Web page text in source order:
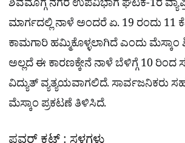
ಶಿವಮೊಗ್ಗ ನಗರ ಉಪವಿಭಾಗ ಘಟಕ-1ರ
ಮಾರ್ಗದಲ್ಲಿ ನಾಳೆ ಅಂದರೆ ಏ. 19 ರಂದು 11
ಕಾಮಗಾರಿ ಹಮ್ಮಿಕೊಳ್ಳಲಾಗಿದೆ ಎಂದು
ಅಲ್ಲದೆ ಈ ಕಾರಣಕ್ಕೇನೆ ನಾಳೆ ಬೆಳಿಗ್ಗೆ 10
ವಿದ್ಯುತ್ ವ್ಯತ್ಯಯವಾಗಲಿದೆ. ಸಾರ್ವಜನಿಕರು
ಮೆಸ್ಕಾಂ ಪ್ರಕಟಣೆ ತಿಳಿಸಿದೆ.